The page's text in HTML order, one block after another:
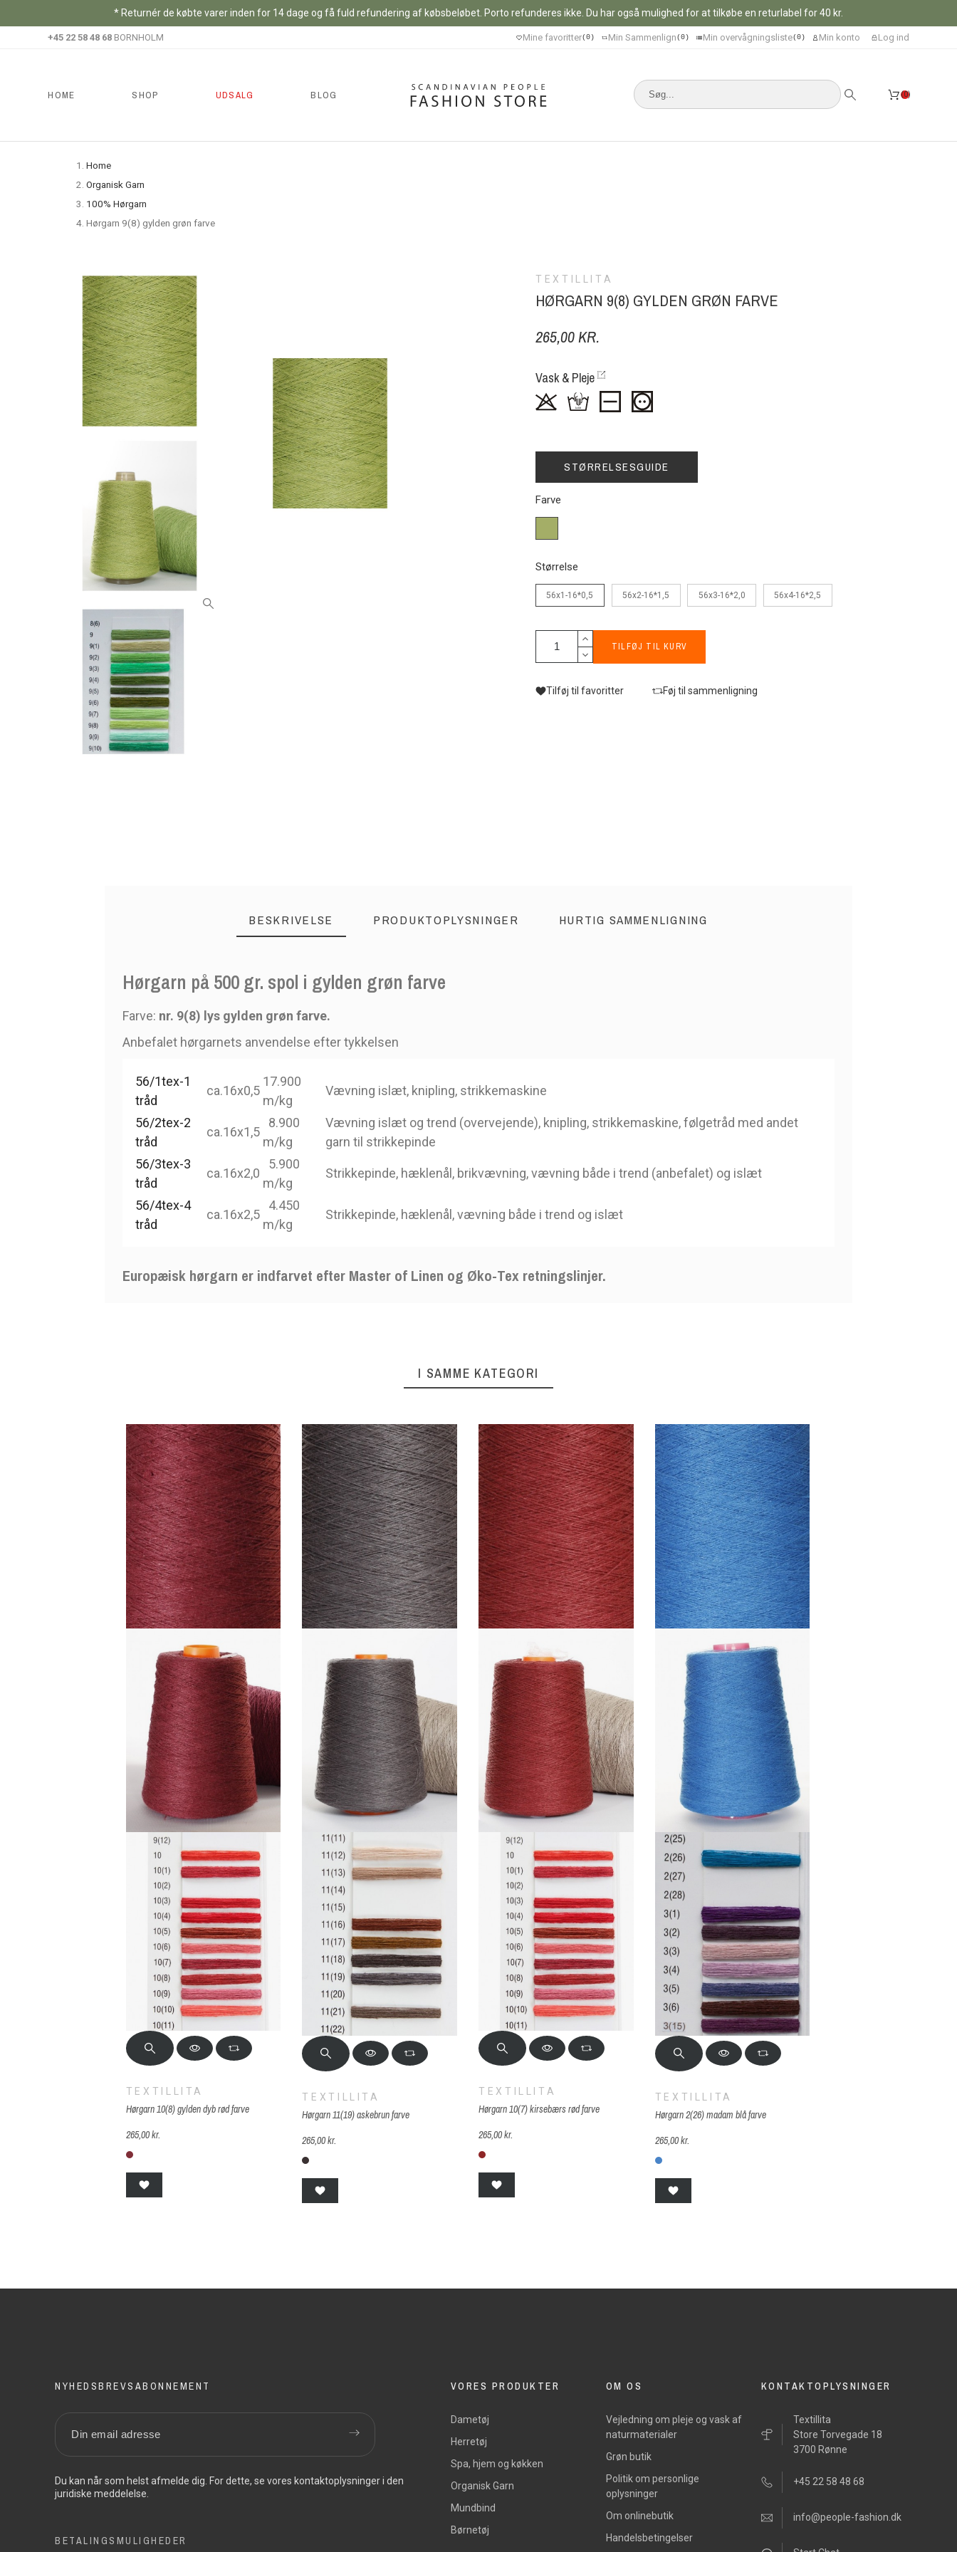
* Returnér de købte varer inden for 14 dage og få fuld refundering af købsbeløbet. Porto refunderes ikke. Du har også mulighed for at tilkøbe en returlabel for 40 kr.
+45 22 58 48 68 BORNHOLM Mine favoritter 0 Min Sammenlign 0 Min overvågningsliste 0 Min konto Log ind
HOME SHOP UDSALG BLOG 0
Home
Organisk Garn
100% Hørgarn
Hørgarn 9(8) gylden grøn farve
TEXTILLITA
HØRGARN 9(8) GYLDEN GRØN FARVE
265,00 KR.
Vask & Pleje
STØRRELSESGUIDE
Farve
gylden
grøn
Størrelse
56x1-16*0,5 56x2-16*1,5 56x3-16*2,0 56x4-16*2,5
TILFØJ TIL KURV
Tilføj til favoritter Føj til sammenligning
BESKRIVELSE PRODUKTOPLYSNINGER HURTIG SAMMENLIGNING
Hørgarn på 500 gr. spol i gylden grøn farve
Farve: nr. 9(8) lys gylden grøn farve.
Anbefalet hørgarnets anvendelse efter tykkelsen
56/1tex-1
tråd
ca.16x0,5
17.900
m/kg
Vævning islæt, knipling, strikkemaskine
56/2tex-2
tråd
ca.16x1,5
8.900
m/kg
Vævning islæt og trend (overvejende), knipling, strikkemaskine, følgetråd med andet
garn til strikkepinde
56/3tex-3
tråd
ca.16x2,0
5.900
m/kg
Strikkepinde, hæklenål, brikvævning, vævning både i trend (anbefalet) og islæt
56/4tex-4
tråd
ca.16x2,5
4.450
m/kg
Strikkepinde, hæklenål, vævning både i trend og islæt
Europæisk hørgarn er indfarvet efter Master of Linen og Øko-Tex retningslinjer.
I SAMME KATEGORI
TEXTILLITA
Hørgarn 10(8) gylden dyb rød farve
265,00 kr.
10(8) gylden dyb rød
TEXTILLITA
Hørgarn 11(19) askebrun farve
265,00 kr.
11(19) askebrun
TEXTILLITA
Hørgarn 10(7) kirsebærs rød farve
265,00 kr.
10(7) kirsebær rød
TEXTILLITA
Hørgarn 2(26) madam blå farve
265,00 kr.
2(26) køkkenblå
NYHEDSBREVSABONNEMENT
Du kan når som helst afmelde dig. For dette, se vores kontaktoplysninger i den
juridiske meddelelse.
BETALINGSMULIGHEDER
VORES PRODUKTER
Dametøj
Herretøj
Spa, hjem og køkken
Organisk Garn
Mundbind
Børnetøj
OM OS
Vejledning om pleje og vask af
naturmaterialer
Grøn butik
Politik om personlige
oplysninger
Om onlinebutik
Handelsbetingelser
KONTAKTOPLYSNINGER
Textillita
Store Torvegade 18
3700 Rønne
+45 22 58 48 68
info@people-fashion.dk